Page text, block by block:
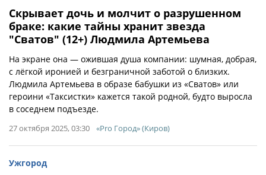
Скрывает дочь и молчит о разрушенном
браке: какие тайны хранит звезда
"Сватов" (12+) Людмила Артемьева
На экране она — ожившая душа компании: шумная, добрая,
с лёгкой иронией и безграничной заботой о близких.
Людмила Артемьева в образе бабушки из «Сватов» или
героини «Таксистки» кажется такой родной, будто выросла
в соседнем подъезде.
27 октября 2025, 03:30 «Pro Город» (Киров)
Ужгород